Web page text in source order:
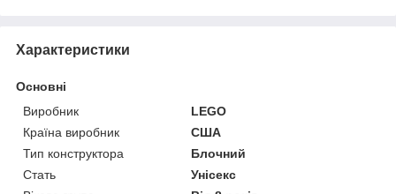
Характеристики
Основні
Виробник
LEGO
Країна виробник
США
Тип конструктора
Блочний
Стать
Унісекс